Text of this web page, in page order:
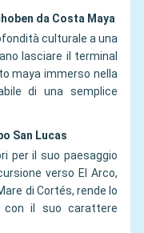
da Costa Maya
culturale a una
lasciare il terminal
maya immerso nella
di una semplice
San Lucas
per il suo paesaggio
verso El Arco,
di Cortés, rende lo
con il suo carattere